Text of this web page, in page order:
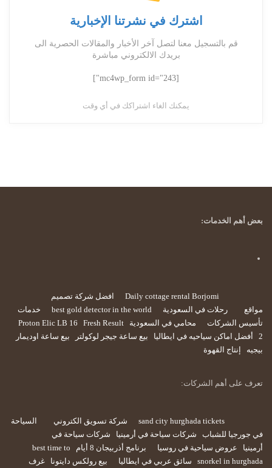
اشترك في نشرتنا الإخبارية
قم بالتسجيل معنا لتصل آخر الأخبار والمقالات الحصرية الى
بريدك الالكتروني مباشرة
[mc4wp_form id="243"]
يمكنك الغاء اشتراكك في أي وقت
بعض أهم الخدمات:
Daily cottage rental Borjomi
افضل شركة تصميم
مواقع
رحلات في السعودية best gold detector in the world
خدمات
تأسيس الشركات
محامي في السعودية Proton Elic LB 16
Fresh Result
2
أفضل اماكن سياحيه في ايطاليا بيع ساعة جيجر لوكولتر
بيع ساعة اوديمار
بيجيه
إنتاج القهوة
تعرف على أهم الشركات:
sand city hurghada tickets شركة تسويق الكتروني
السياحة
في جورجيا للشباب
شركات سياحة في أرمينيا
شركات سياحة في
أرمينيا
عروض سياحية في روسيا برنامج أذربيجان 8 أيام
best time to
snorkel in hurghada
سائق عربي في ايطاليا بيع رولكس دايتونا غرف